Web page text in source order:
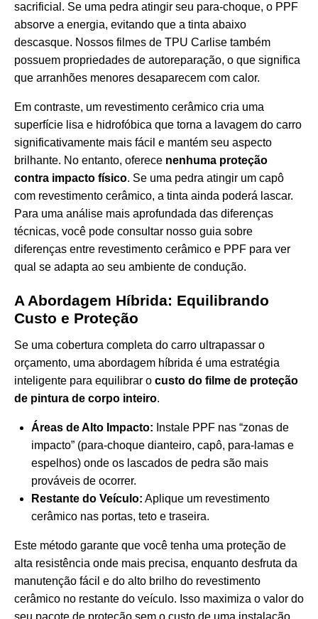
sacrificial. Se uma pedra atingir seu para-choque, o PPF
absorve a energia, evitando que a tinta abaixo
descasque. Nossos filmes de TPU Carlise também
possuem propriedades de autoreparação, o que significa
que arranhões menores desaparecem com calor.
Em contraste, um revestimento cerâmico cria uma
superfície lisa e hidrofóbica que torna a lavagem do carro
significativamente mais fácil e mantém seu aspecto
brilhante. No entanto, oferece nenhuma proteção
contra impacto físico. Se uma pedra atingir um capô
com revestimento cerâmico, a tinta ainda poderá lascar.
Para uma análise mais aprofundada das diferenças
técnicas, você pode consultar nosso guia sobre
diferenças entre revestimento cerâmico e PPF para ver
qual se adapta ao seu ambiente de condução.
A Abordagem Híbrida: Equilibrando
Custo e Proteção
Se uma cobertura completa do carro ultrapassar o
orçamento, uma abordagem híbrida é uma estratégia
inteligente para equilibrar o custo do filme de proteção
de pintura de corpo inteiro.
Áreas de Alto Impacto: Instale PPF nas “zonas de
impacto” (para-choque dianteiro, capô, para-lamas e
espelhos) onde os lascados de pedra são mais
prováveis de ocorrer.
Restante do Veículo: Aplique um revestimento
cerâmico nas portas, teto e traseira.
Este método garante que você tenha uma proteção de
alta resistência onde mais precisa, enquanto desfruta da
manutenção fácil e do alto brilho do revestimento
cerâmico no restante do veículo. Isso maximiza o valor do
seu pacote de proteção sem o custo de uma instalação